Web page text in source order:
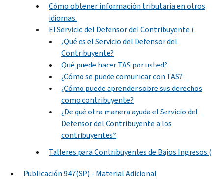
Cómo obtener información tributaria en otros
idiomas.
El Servicio del Defensor del Contribuyente (
¿Qué es el Servicio del Defensor del
Contribuyente?
Qué puede hacer TAS por usted?
¿Cómo se puede comunicar con TAS?
¿Cómo puede aprender sobre sus derechos
como contribuyente?
¿De qué otra manera ayuda el Servicio del
Defensor del Contribuyente a los
contribuyentes?
Talleres para Contribuyentes de Bajos Ingresos (
Publicación 947(SP) - Material Adicional